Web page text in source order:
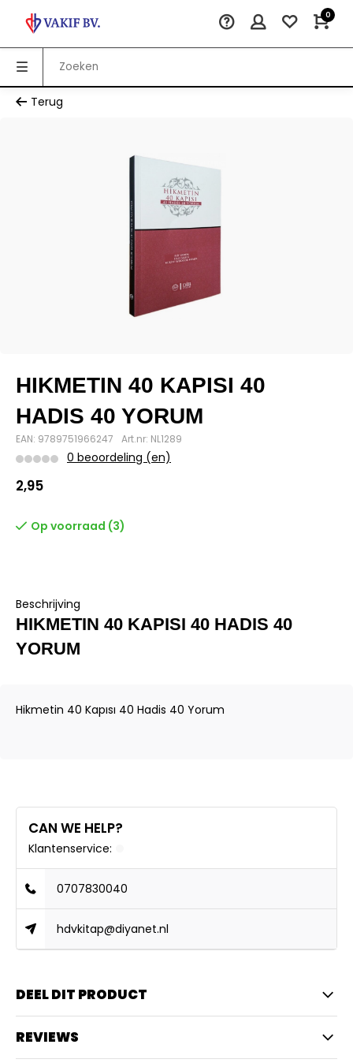
0
Terug
HIKMETIN 40 KAPISI 40
HADIS 40 YORUM
EAN: 9789751966247 Art.nr: NL1289
0 beoordeling (en)
2,95
Op voorraad (3)
Beschrijving
HIKMETIN 40 KAPISI 40 HADIS 40
YORUM
Hikmetin 40 Kapısı 40 Hadis 40 Yorum
CAN WE HELP?
Klantenservice:
0707830040
hdvkitap@diyanet.nl
DEEL DIT PRODUCT
REVIEWS